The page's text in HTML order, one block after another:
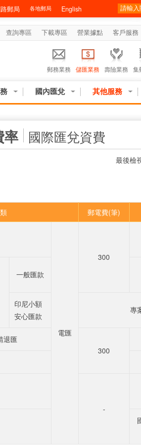
郵局 各地郵局 English
查詢專區 下載專區 營業據點 客戶服務
郵務業務 儲匯業務 壽險業務 集
國內匯兌 其他服務
率 國際匯兌資費
最後檢
郵電費(筆)
電匯
300
一般匯款
印尼小額
安心匯款
專
退匯
300
-